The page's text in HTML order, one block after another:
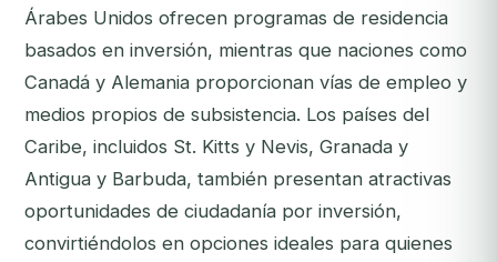
Árabes Unidos ofrecen programas de residencia
basados en inversión, mientras que naciones como
Canadá y Alemania proporcionan vías de empleo y
medios propios de subsistencia. Los países del
Caribe, incluidos St. Kitts y Nevis, Granada y
Antigua y Barbuda, también presentan atractivas
oportunidades de ciudadanía por inversión,
convirtiéndolos en opciones ideales para quienes